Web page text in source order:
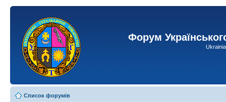
Форум
Список форумів